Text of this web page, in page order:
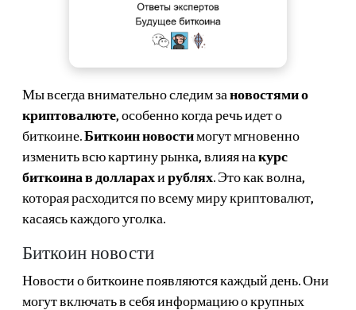
Мы всегда внимательно следим зановостями о
криптовалюте , особенно когда речь идет о
биткоине. Биткоин новостимогут мгновенно
изменить всю картину рынка, влияя накурс
биткоина в долларахирублях . Это как волна,
которая расходится по всему миру криптовалют,
касаясь каждого уголка.
Биткоин новости
Новости о биткоине появляются каждый день. Они
могут включать в себя информацию о крупных